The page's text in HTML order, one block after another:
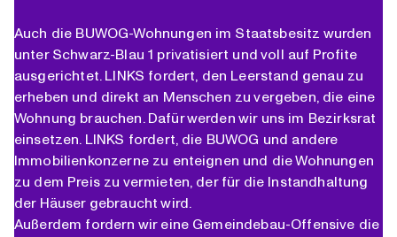
Auch die BUWOG-Wohnungen im Staatsbesitz wurden
unter Schwarz-Blau 1 privatisiert und voll auf Profite
ausgerichtet. LINKS fordert, den Leerstand genau zu
erheben und direkt an Menschen zu vergeben, die eine
Wohnung brauchen. Dafür werden wir uns im Bezirksrat
einsetzen. LINKS fordert, die BUWOG und andere
Immobilienkonzerne zu enteignen und die Wohnungen
zu dem Preis zu vermieten, der für die Instandhaltung
der Häuser gebraucht wird.
Außerdem fordern wir eine Gemeindebau-Offensive die